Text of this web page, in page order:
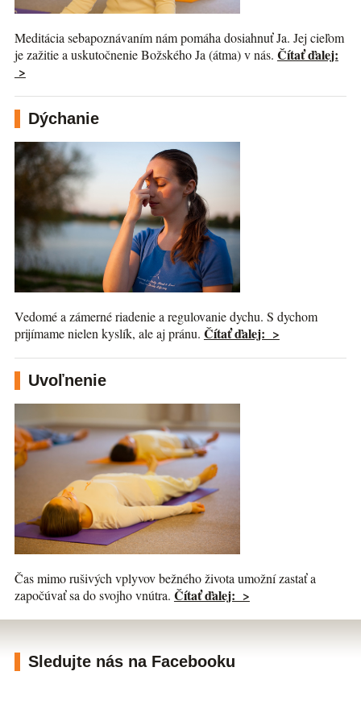
Meditácia sebapoznávaním nám pomáha dosiahnuť Ja. Jej cieľom
je zažitie a uskutočnenie Božského Ja (átma) v nás. Čítať ďalej:
>
Dýchanie
Vedomé a zámerné riadenie a regulovanie dychu. S dychom
prijímame nielen kyslík, ale aj pránu. Čítať ďalej: >
Uvoľnenie
Čas mimo rušivých vplyvov bežného života umožní zastať a
započúvať sa do svojho vnútra. Čítať ďalej: >
Sledujte nás na Facebooku